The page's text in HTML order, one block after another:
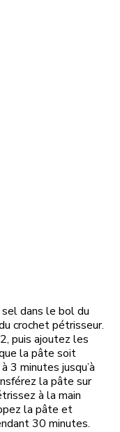
dans le bol du
crochet pétrisseur.
puis ajoutez les
la pâte soit
3 minutes jusqu’à
la pâte sur
à la main
la pâte et
30 minutes.